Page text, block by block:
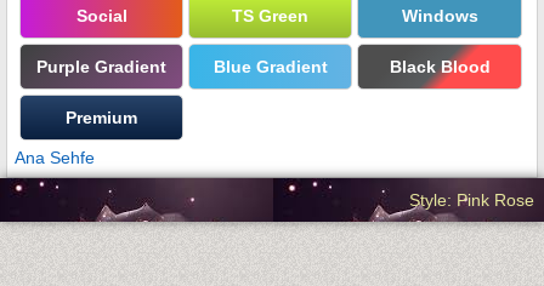
Social TS Green Windows
Purple Gradient Blue Gradient Black Blood
Premium
Ana Sehfe
Style: Pink Rose